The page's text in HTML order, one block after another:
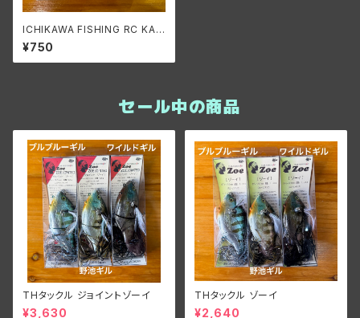
ICHIKAWA FISHING RC KAM
AKIRI/イチカワフィッシング RC
カマキリ
¥750
セール中の商品
THタックル ジョイントゾーイ
¥3,630
THタックル ゾーイ
¥2,640